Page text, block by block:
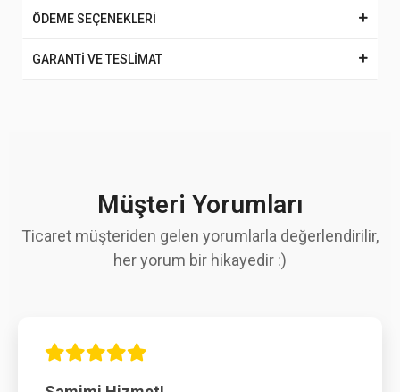
ÖDEME SEÇENEKLERİ
GARANTİ VE TESLİMAT
Müşteri Yorumları
Ticaret müşteriden gelen yorumlarla değerlendirilir,
her yorum bir hikayedir :)